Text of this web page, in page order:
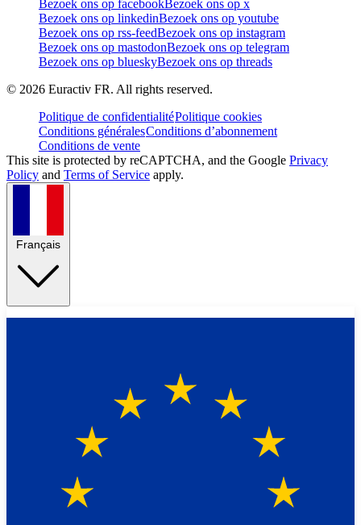
Bezoek ons op facebookBezoek ons op x
Bezoek ons op linkedinBezoek ons op youtube
Bezoek ons op rss-feedBezoek ons op instagram
Bezoek ons op mastodonBezoek ons op telegram
Bezoek ons op blueskyBezoek ons op threads
© 2026 Euractiv FR. All rights reserved.
Politique de confidentialitéPolitique cookies
Conditions généralesConditions d’abonnement
Conditions de vente
This site is protected by reCAPTCHA, and the Google Privacy
Policy and Terms of Service apply.
Français